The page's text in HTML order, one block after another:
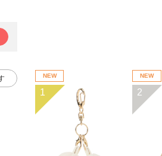
NEW
1
NEW
2